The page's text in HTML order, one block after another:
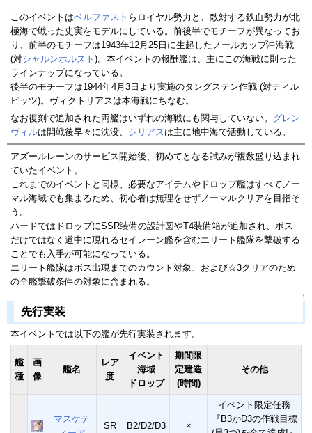
このイベントはベルファスト らロイヤル勢力と、敵対する鉄血勢力が北
極海で戦った史実をモデルにしている。前後半でモチーフが異なってお
り、前半のモチーフは1943年12月25日に生起したノールカップ沖海戦
(対シャルンホルスト )。本イベントの報酬艦は、主にこの海戦に則った
ラインナップになっている。
後半のモチーフは1944年4月3日より実施のタングステン作戦 (対ティル
ピッツ)。ヴィクトリアスは本海戦にちなむ。
なお復刻で追加された両艦はいずれの海戦にも関与していない。 グレン
ヴィルは開戦後早々に沈没、 シリアス は主に地中海で活動している。
アズールレーンのサービス開始後、初めてとなる試みが複数盛り込まれ
ていたイベント。
これまでのイベントと同様、必要なアイテムやドロップ艦はすべてノー
マル海域でも集まるため、初心者は無理をせずノーマルクリアを目指そ
う。
ハードではドロップにSSR装備の設計図やT4装備箱が追加され、ボス
だけではなく道中に現れるセイレーン艦を含むエリート艦隊を撃破する
ことでも入手が可能になっている。
エリート艦隊はボス出現までのカウント対象、および☆3クリアのため
の全艦撃破条件の対象に含まれる。
↑
先行実装 †
本イベントでは以下の艦が先行実装されます。
艦
種
画
像
艦名
レア
度
イベント
海域
ドロップ
期間限
定建造
(時間)
その他
マスケテ
SR B2/D2/D3 ×
イベント限定任務
『B3かD3の作戦目標